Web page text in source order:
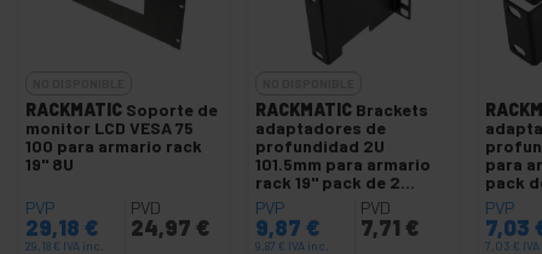
RACKMATIC Soporte de
monitor LCD VESA 75
100 para armario rack
19" 8U
PVP
29,18 €
29,18 € IVA inc.
PVD
24,97 €
RACKMATIC Brackets
adaptadores de
profundidad 2U
101.5mm para armario
rack 19" pack de 2
unidades
PVP
9,87 €
9,87 € IVA inc.
PVD
7,71 €
para
pack
PVP
7,03
7,03 €